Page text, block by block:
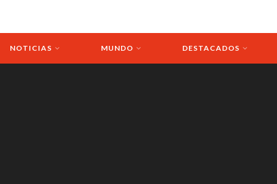
NOTICIAS MUNDO DESTACADOS